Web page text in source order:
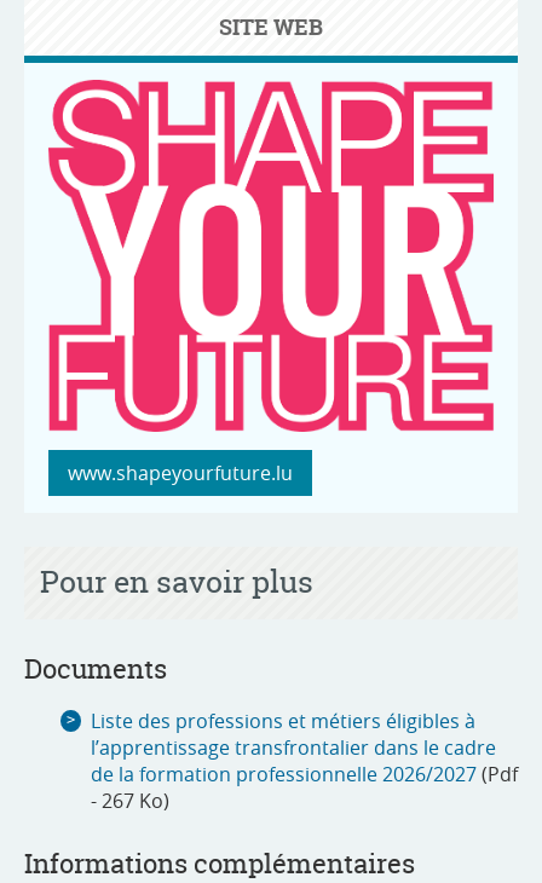
SITE WEB
www.shapeyourfuture.lu
Pour en savoir plus
Documents
Liste des professions et métiers éligibles à
l’apprentissage transfrontalier dans le cadre
de la formation professionnelle 2026/2027(Pdf
- 267 Ko)
Informations complémentaires